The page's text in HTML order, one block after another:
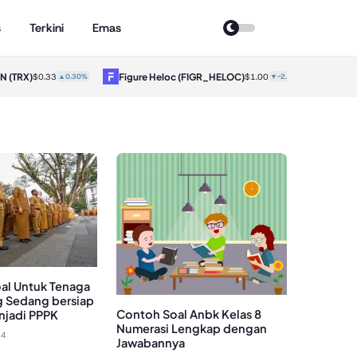
Terkini Emas
$0.33▲0.30% Figure Heloc(FIGR_HELOC)$1.00▼-2.70%
Untuk Tenaga
Sedang bersiap
PPPK
Contoh Soal Anbk Kelas 8
Numerasi Lengkap dengan
Jawabannya